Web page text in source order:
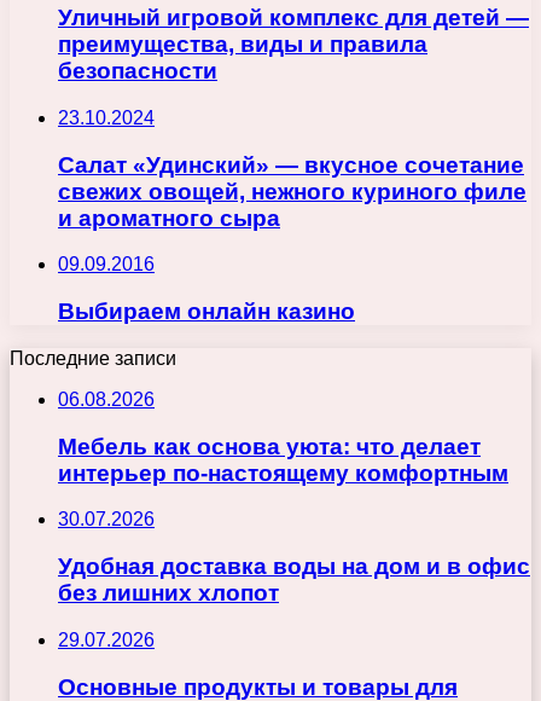
Уличный игровой комплекс для детей —
преимущества, виды и правила
безопасности
23.10.2024
Салат «Удинский» — вкусное сочетание
свежих овощей, нежного куриного филе
и ароматного сыра
09.09.2016
Выбираем онлайн казино
Последние записи
06.08.2026
Мебель как основа уюта: что делает
интерьер по-настоящему комфортным
30.07.2026
Удобная доставка воды на дом и в офис
без лишних хлопот
29.07.2026
Основные продукты и товары для